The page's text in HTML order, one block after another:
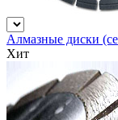
Алмазные диски
Хит